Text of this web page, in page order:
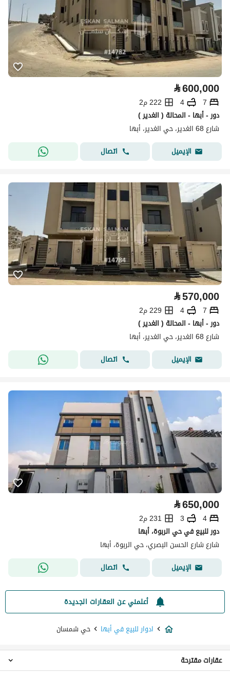
⃁600,000
7
4
222 م2
دور - أبها - المحالة ( الغدير )
شارع 68 الغدير، حي الغدير، أبها
الإيميل
اتصال
⃁570,000
7
4
229 م2
دور - أبها - المحالة ( الغدير )
شارع 68 الغدير، حي الغدير، أبها
الإيميل
اتصال
⃁650,000
4
3
231 م2
دور للبيع في حي الربوة، أبها
شارع شارع الحسن البصري، حي الربوة، أبها
الإيميل
اتصال
أعلمني عن العقارات الجديدة
ادوار للبيع في أبها
حي شمسان
عقارات مقترحة